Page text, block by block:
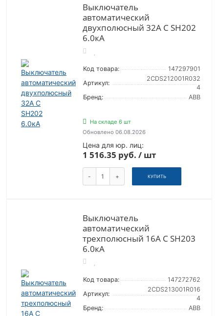
Выключатель
автоматический
двухполюсный 32А С SH202
6.0кА
Код товара:
147297901
Артикул:
2CDS212001R032
4
Бренд:
ABB
На складе 6 шт
Обновлено 06.08.2026
Цена для юр. лиц:
1 516.35 руб. / шт
- + КУПИТЬ
Выключатель
автоматический
трехполюсный 16А С SH203
6.0кА
Код товара:
147272762
Артикул:
2CDS213001R016
4
Бренд:
ABB